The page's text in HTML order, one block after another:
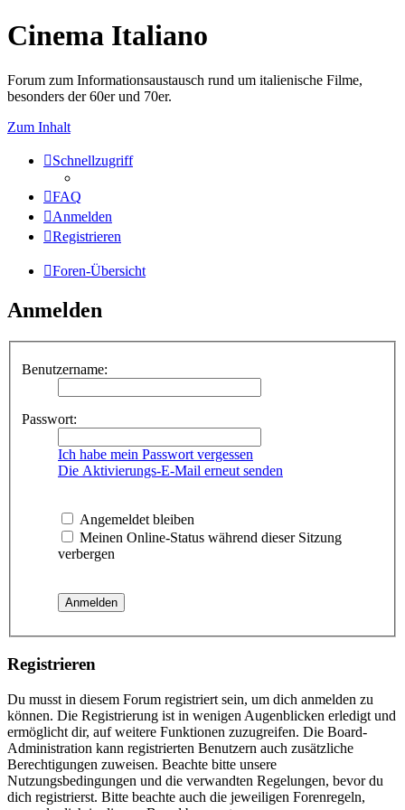
Cinema Italiano
Forum zum Informationsaustausch rund um italienische Filme,
besonders der 60er und 70er.
Zum Inhalt
Schnellzugriff
FAQ
Anmelden
Registrieren
Foren-Übersicht
Anmelden
Benutzername:
Passwort:
Ich habe mein Passwort vergessen
Die Aktivierungs-E-Mail erneut senden
Angemeldet bleiben
Meinen Online-Status während dieser Sitzung
verbergen
Registrieren
Du musst in diesem Forum registriert sein, um dich anmelden zu
können. Die Registrierung ist in wenigen Augenblicken erledigt und
ermöglicht dir, auf weitere Funktionen zuzugreifen. Die Board-
Administration kann registrierten Benutzern auch zusätzliche
Berechtigungen zuweisen. Beachte bitte unsere
Nutzungsbedingungen und die verwandten Regelungen, bevor du
dich registrierst. Bitte beachte auch die jeweiligen Forenregeln,